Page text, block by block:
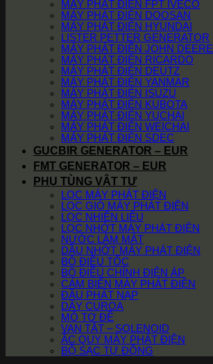
MÁY PHÁT ĐIỆN FPT IVECO
MÁY PHÁT ĐIỆN DOOSAN
MÁY PHÁT ĐIỆN HYUNDAI
LISTER PETTER GENERATOR
MÁY PHÁT ĐIỆN JOHN DEERE
MÁY PHÁT ĐIỆN RICARDO
MÁY PHÁT ĐIỆN DEUTZ
MÁY PHÁT ĐIỆN YANMAR
MÁY PHÁT ĐIỆN ISUZU
MÁY PHÁT ĐIỆN KUBOTA
MÁY PHÁT ĐIỆN YUCHAI
MÁY PHÁT ĐIỆN WEICHAI
MÁY PHÁT ĐIỆN SDEC
GUCBIR GENERATOR – EUR
FMT GENERATOR – EUR
PHỤ TÙNG VẬT TƯ
LỌC MÁY PHÁT ĐIỆN
LỌC GIÓ MÁY PHÁT ĐIỆN
LỌC NHIÊN LIỆU
LỌC NHỚT MÁY PHÁT ĐIỆN
NƯỚC LÀM MÁT
DẦU NHỚT MÁY PHÁT ĐIỆN
BỘ ĐIỀU TỐC
BỘ ĐIỀU CHỈNH ĐIỆN ÁP
CẢM BIẾN MÁY PHÁT ĐIỆN
ĐẦU PHÁT NẠP
DÂY CUROA
MÔ TƠ ĐỀ
VAN TẮT – SOLENOID
ẮC QUY MÁY PHÁT ĐIỆN
BỘ SẠC TỰ ĐỘNG